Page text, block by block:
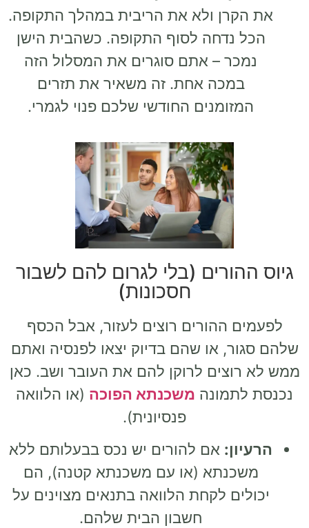
את הקרן ולא את הריבית במהלך התקופה.
הכל נדחה לסוף התקופה. כשהבית הישן
נמכר – אתם סוגרים את המסלול הזה
במכה אחת. זה משאיר את תזרים
המזומנים החודשי שלכם פנוי לגמרי.
גיוס ההורים (בלי לגרום להם לשבור
חסכונות)
לפעמים ההורים רוצים לעזור, אבל הכסף
שלהם סגור, או שהם בדיוק יצאו לפנסיה ואתם
ממש לא רוצים לרוקן להם את העובר ושב. כאן
נכנסת לתמונה משכנתא הפוכה (או הלוואה
פנסיונית).
הרעיון: אם להורים יש נכס בבעלותם ללא
משכנתא (או עם משכנתא קטנה), הם
יכולים לקחת הלוואה בתנאים מצוינים על
חשבון הבית שלהם.